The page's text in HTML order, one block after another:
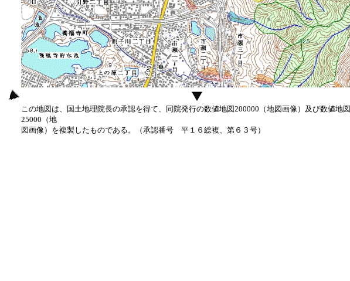
この地図は、国土地理院長の承認を得て、同院発行の数値地図200000（地図画像）及び数値地図
25000（地
図画像）を複製したものである。（承認番号 平１６総複、第６３号）